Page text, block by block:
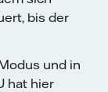
bis der
und in
hat hier